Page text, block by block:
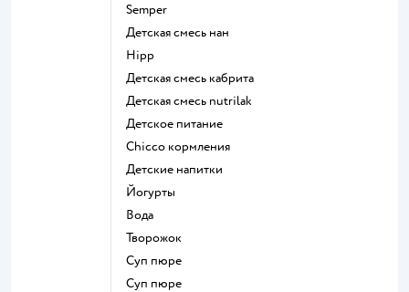
semper
детская смесь нан
hipp
детская смесь кабрита
детская смесь nutrilak
детское питание
chicco кормления
детские напитки
йогурты
Вода
творожок
суп пюре
суп пюре